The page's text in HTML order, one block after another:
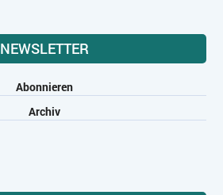
NEWSLETTER
Abonnieren
Archiv